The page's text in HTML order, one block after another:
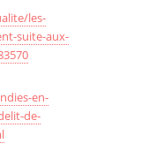
les-
suite-aux-
en-
de-